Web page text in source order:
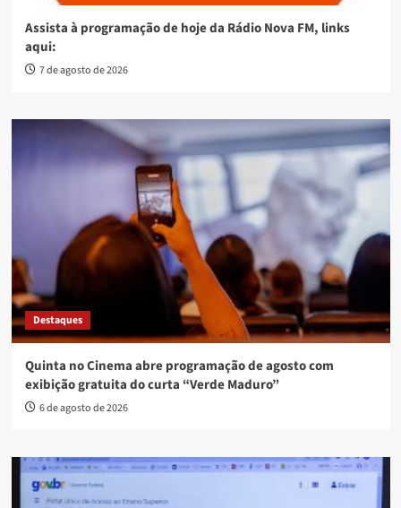
Assista à programação de hoje da Rádio Nova FM, links
aqui:
7 de agosto de 2026
Destaques
Quinta no Cinema abre programação de agosto com
exibição gratuita do curta “Verde Maduro”
6 de agosto de 2026